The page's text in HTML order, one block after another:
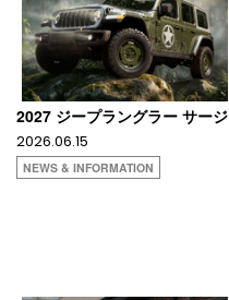
2027 ジープラングラー サージ
2026.06.15
NEWS & INFORMATION